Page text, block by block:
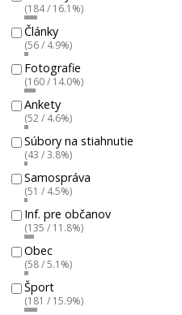
(184 / 16.1%)
Články
(56 / 4.9%)
Fotografie
(160 / 14.0%)
Ankety
(52 / 4.6%)
Súbory na stiahnutie
(43 / 3.8%)
Samospráva
(51 / 4.5%)
Inf. pre občanov
(135 / 11.8%)
Obec
(58 / 5.1%)
Šport
(181 / 15.9%)